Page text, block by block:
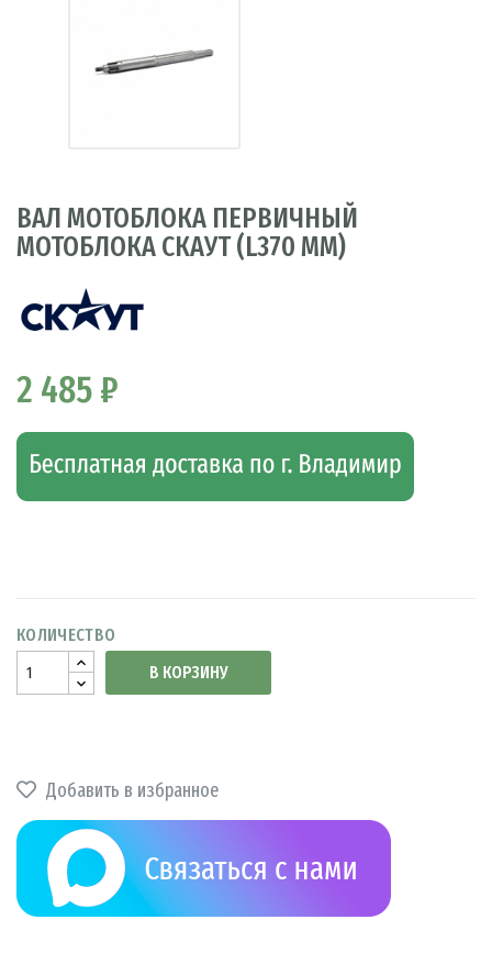
ВАЛ МОТОБЛОКА ПЕРВИЧНЫЙ
МОТОБЛОКА СКАУТ (L370 ММ)
2 485 ₽
КОЛИЧЕСТВО
В КОРЗИНУ
Добавить в избранное